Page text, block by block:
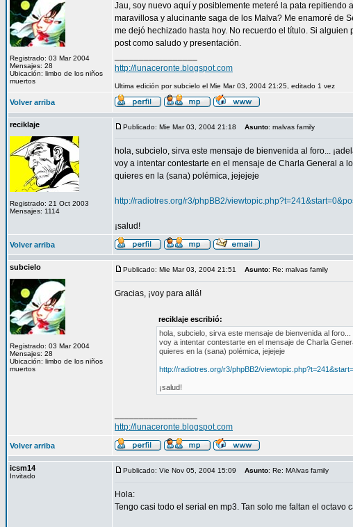
Registrado: 03 Mar 2004
Mensajes: 28
Ubicación: limbo de los niños
muertos
Jau, soy nuevo aquí y posiblemente meteré la pata
maravillosa y alucinante saga de los Malva? Me enamoré de
me dejó hechizado hasta hoy. No recuerdo el título. Si
post como saludo y presentación.
http://lunaceronte.blogspot.com
Ultima edición por subcielo el Mie Mar 03, 2004 21:25, editado 1 vez
Volver arriba
reciklaje
Registrado: 21 Oct 2003
Mensajes: 1114
Publicado: Mie Mar 03, 2004 21:18 Asunto: malvas family
hola, subcielo, sirva este mensaje de bienvenida al foro...
voy a intentar contestarte en el mensaje de Charla General a
quieres en la (sana) polémica, jejejeje
http://radiotres.org/r3/phpBB2/
¡salud!
Volver arriba
subcielo
Registrado: 03 Mar 2004
Mensajes: 28
Ubicación: limbo de los niños
muertos
Publicado: Mie Mar 03, 2004 21:51 Asunto: Re: malvas family
Gracias, ¡voy para allá!
reciklaje escribió:
hola, subcielo, sirva este mensaje de bienvenida al
voy a intentar contestarte en el mensaje de Charla
quieres en la (sana) polémica, jejejeje
http://radiotres.org/r3/phpBB2/
¡salud!
http://lunaceronte.blogspot.com
Volver arriba
icsm14
Invitado
Publicado: Vie Nov 05, 2004 15:09 Asunto: Re: MAlvas family
Hola:
Tengo casi todo el serial en mp3. Tan solo me faltan el